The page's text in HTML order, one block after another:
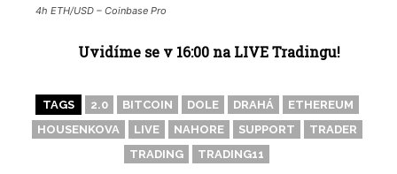
4h ETH/USD – Coinbase Pro
Uvidíme se v 16:00 na LIVE Tradingu!
TAGS 2.0 BITCOIN DOLE DRAHÁ
ETHEREUM
HOUSENKOVA
LIVE NAHORE SUPPORT
TRADER
TRADING
TRADING11